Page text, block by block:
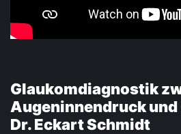
Glaukomdiagnostik
Augeninnendruck
Dr. Eckart Schmidt